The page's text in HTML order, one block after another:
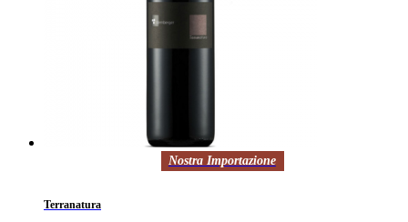
Nostra Importazione
Terranatura